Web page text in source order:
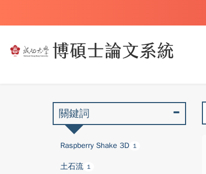
關鍵詞
Raspberry Shake 3D 1
土石流 1